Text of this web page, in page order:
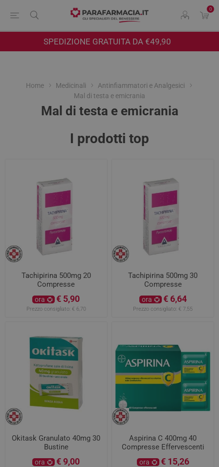
0
SPEDIZIONE GRATUITA DA €49,90
Home Medicinali
Antinfiammatori e Analgesici
Mal di testa e emicrania
Mal di testa e emicrania
I prodotti top
Tachipirina 500mg 20
Compresse
ora € 5,90
Prezzo consigliato: € 6,70
Tachipirina 500mg 30
Compresse
ora € 6,64
Prezzo consigliato: € 7,55
Okitask Granulato 40mg 30
Bustine
ora € 9,00
Aspirina C 400mg 40
Compresse Effervescenti
ora € 15,26